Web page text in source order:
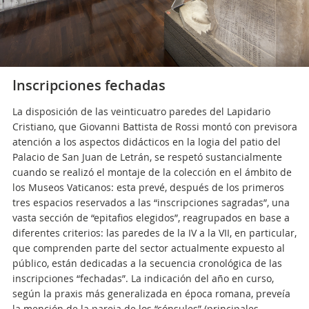
Inscripciones fechadas
La disposición de las veinticuatro paredes del Lapidario
Cristiano, que Giovanni Battista de Rossi montó con previsora
atención a los aspectos didácticos en la logia del patio del
Palacio de San Juan de Letrán, se respetó sustancialmente
cuando se realizó el montaje de la colección en el ámbito de
los Museos Vaticanos: esta prevé, después de los primeros
tres espacios reservados a las “inscripciones sagradas”, una
vasta sección de “epitafios elegidos”, reagrupados en base a
diferentes criterios: las paredes de la IV a la VII, en particular,
que comprenden parte del sector actualmente expuesto al
público, están dedicadas a la secuencia cronológica de las
inscripciones “fechadas”. La indicación del año en curso,
según la praxis más generalizada en época romana, preveía